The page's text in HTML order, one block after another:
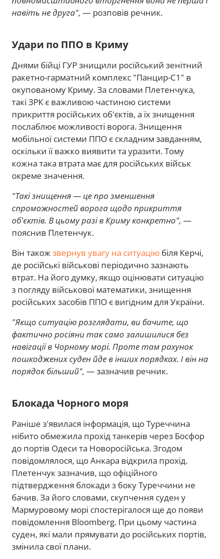
навіть не друга", — розповів речник.
Удари по ППО в Криму
Днями бійці ГУР знищили російський зенітний
ракетно-гарматний комплекс "Панцир-С1" в
окупованому Криму. За словами Плетенчука,
такі ЗРК є важливою частиною системи
прикриття російських об'єктів, а їх знищення
послаблює можливості ворога. Знищення
мобільної системи ППО є складним завданням,
оскільки її важко виявити та уразити. Тому
кожна така втрата має для російських військ
окреме значення.
"Такі знищення — це про зменшення
спроможностей ворога щодо прикриття
об'єктів. В цьому разі в Криму конкретно", —
пояснив Плетенчук.
Він також звернув увагу на ситуацію біля Керчі,
де російські військові періодично зазнають
втрат. На його думку, якщо оцінювати ситуацію
з погляду військової математики, знищення
російських засобів ППО є вигідним для України.
"Якщо ситуацію розглядати, ви бачите, що
фактично росіяни так само залишилися без
навігації в Чорному морі. Проте там рахунок
пошкоджених суден йде в інших порядках. І він на
порядок більший", — зазначив речник.
Блокада Чорного моря
Раніше з'явилася інформація, що Туреччина
нібито обмежила прохід танкерів через Босфор
до портів Одеси та Новоросійська. Згодом
повідомлялося, що Анкара відкрила прохід.
Плетенчук зазначив, що офіційного
підтвердження блокади з боку Туреччини не
бачив. За його словами, скупчення суден у
Мармуровому морі спостерігалося ще до появи
повідомлення Bloomberg. При цьому частина
суден, які мали прямувати до російських портів,
змінила свої плани.